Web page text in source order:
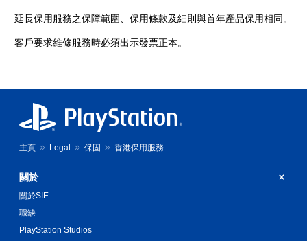
延長保用服務之保障範圍、保用條款及細則與首年產品保用相同。
客戶要求維修服務時必須出示發票正本。
主頁 Legal 保固 香港保用服務
關於
關於SIE
職缺
PlayStation Studios